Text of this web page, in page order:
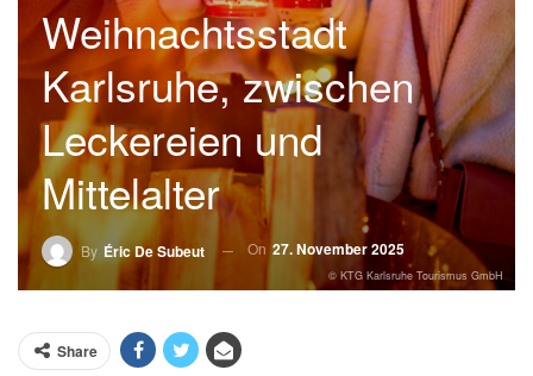
Weihnachtsstadt
Karlsruhe, zwischen
Leckereien und
Mittelalter
By Éric De Subeut On 27. November 2025
© KTG Karlsruhe Tourismus GmbH
Share